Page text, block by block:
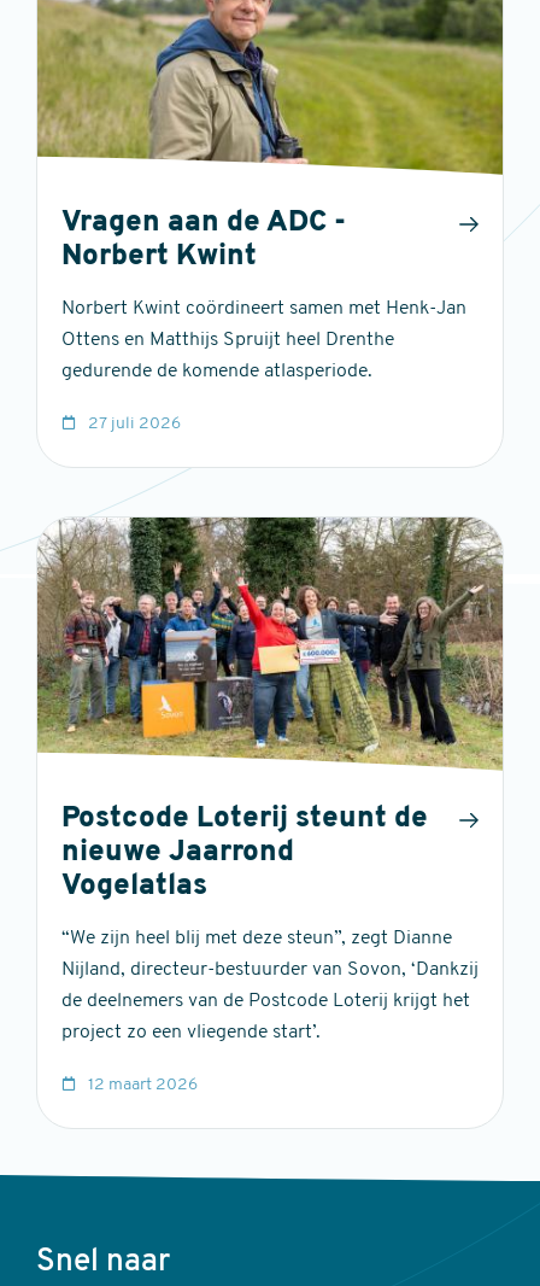
Vragen aan de ADC -
Norbert Kwint
Norbert Kwint coördineert samen met Henk-Jan
Ottens en Matthijs Spruijt heel Drenthe
gedurende de komende atlasperiode.
27 juli 2026
Postcode Loterij steunt de
nieuwe Jaarrond
Vogelatlas
“We zijn heel blij met deze steun”, zegt Dianne
Nijland, directeur-bestuurder van Sovon, ‘Dankzij
de deelnemers van de Postcode Loterij krijgt het
project zo een vliegende start’.
12 maart 2026
Voet
Snel naar